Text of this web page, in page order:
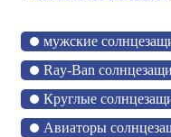
мужские
Ray-Ban
Круглые
Авиаторы